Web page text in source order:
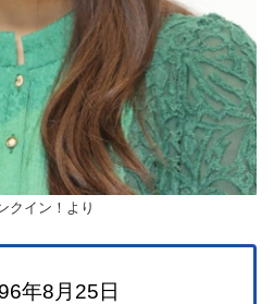
クイン！より
年8月25日